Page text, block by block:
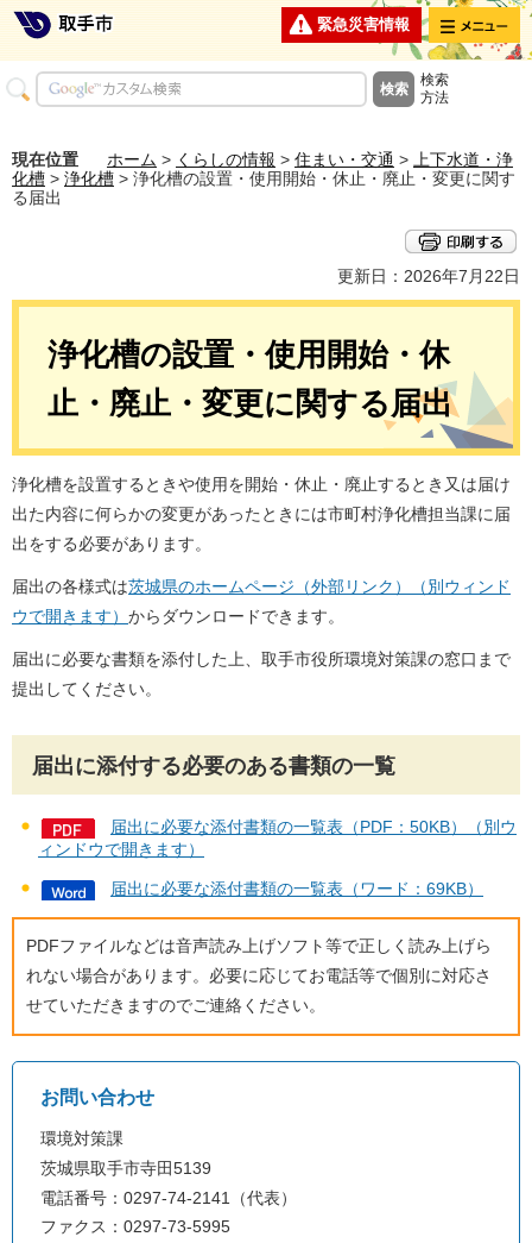
緊急災害情報 メニュー
検索
方法
現在位置 ホーム > くらしの情報 > 住まい・交通 > 上下水道・浄
化槽 > 浄化槽 > 浄化槽の設置・使用開始・休止・廃止・変更に関す
る届出
更新日：2026年7月22日
浄化槽の設置・使用開始・休
止・廃止・変更に関する届出
浄化槽を設置するときや使用を開始・休止・廃止するとき又は届け
出た内容に何らかの変更があったときには市町村浄化槽担当課に届
出をする必要があります。
届出の各様式は茨城県のホームページ（外部リンク）（別ウィンド
ウで開きます） からダウンロードできます。
届出に必要な書類を添付した上、取手市役所環境対策課の窓口まで
提出してください。
届出に添付する必要のある書類の一覧
届出に必要な添付書類の一覧表（PDF：50KB）（別ウ
ィンドウで開きます）
届出に必要な添付書類の一覧表（ワード：69KB）
PDFファイルなどは音声読み上げソフト等で正しく読み上げら
れない場合があります。必要に応じてお電話等で個別に対応さ
せていただきますのでご連絡ください。
お問い合わせ
環境対策課
茨城県取手市寺田5139
電話番号：0297-74-2141（代表）
ファクス：0297-73-5995